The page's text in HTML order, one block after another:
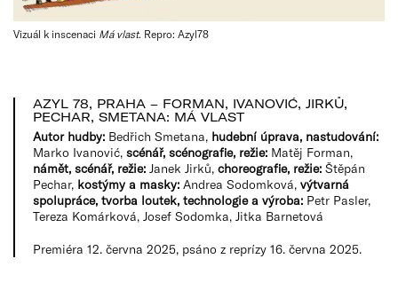
Vizuál k inscenaci Má vlast. Repro: Azyl78
AZYL 78, PRAHA – FORMAN, IVANOVIĆ, JIRKŮ,
PECHAR, SMETANA: MÁ VLAST
Autor hudby: Bedřich Smetana, hudební úprava, nastudování:
Marko Ivanović, scénář, scénografie, režie: Matěj Forman,
námět, scénář, režie: Janek Jirků, choreografie, režie: Štěpán
Pechar, kostýmy a masky: Andrea Sodomková, výtvarná
spolupráce, tvorba loutek, technologie a výroba: Petr Pasler,
Tereza Komárková, Josef Sodomka, Jitka Barnetová
Premiéra 12. června 2025, psáno z reprízy 16. června 2025.